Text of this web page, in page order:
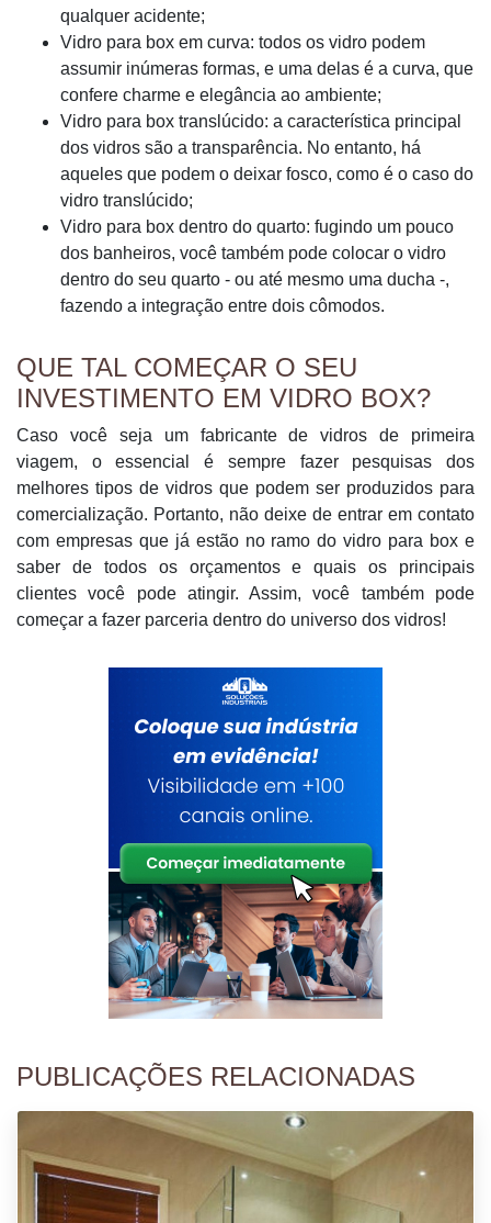
qualquer acidente;
Vidro para box em curva: todos os vidro podem
assumir inúmeras formas, e uma delas é a curva, que
confere charme e elegância ao ambiente;
Vidro para box translúcido: a característica principal
dos vidros são a transparência. No entanto, há
aqueles que podem o deixar fosco, como é o caso do
vidro translúcido;
Vidro para box dentro do quarto: fugindo um pouco
dos banheiros, você também pode colocar o vidro
dentro do seu quarto - ou até mesmo uma ducha -,
fazendo a integração entre dois cômodos.
QUE TAL COMEÇAR O SEU
INVESTIMENTO EM VIDRO BOX?
Caso você seja um fabricante de vidros de primeira
viagem, o essencial é sempre fazer pesquisas dos
melhores tipos de vidros que podem ser produzidos para
comercialização. Portanto, não deixe de entrar em contato
com empresas que já estão no ramo do vidro para box e
saber de todos os orçamentos e quais os principais
clientes você pode atingir. Assim, você também pode
começar a fazer parceria dentro do universo dos vidros!
PUBLICAÇÕES RELACIONADAS